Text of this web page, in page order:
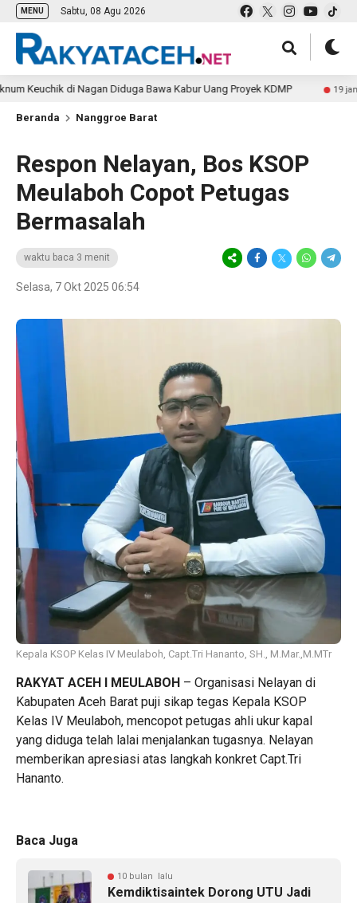
MENU Sabtu, 08 Agu 2026
di Nagan Diduga Bawa Kabur Uang Proyek KDMP 19 jam lalu
Beranda Nanggroe Barat
Respon Nelayan, Bos KSOP
Meulaboh Copot Petugas
Bermasalah
waktu baca 3 menit
Selasa, 7 Okt 2025 06:54
Kepala KSOP Kelas IV Meulaboh, Capt.Tri Hananto, SH., M.Mar.,M.MTr
RAKYAT ACEH I MEULABOH – Organisasi Nelayan di
Kabupaten Aceh Barat puji sikap tegas Kepala KSOP
Kelas IV Meulaboh, mencopot petugas ahli ukur kapal
yang diduga telah lalai menjalankan tugasnya. Nelayan
memberikan apresiasi atas langkah konkret Capt.Tri
Hananto.
Baca Juga
10 bulan lalu
Kemdiktisaintek Dorong UTU Jadi